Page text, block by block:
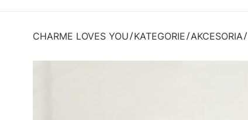
CHARME LOVES YOU KATEGORIE AKCESORIA